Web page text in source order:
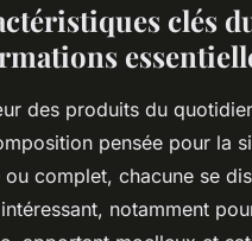
clés
des produits du
pensée pour la
ou complet, chacune se
notamment